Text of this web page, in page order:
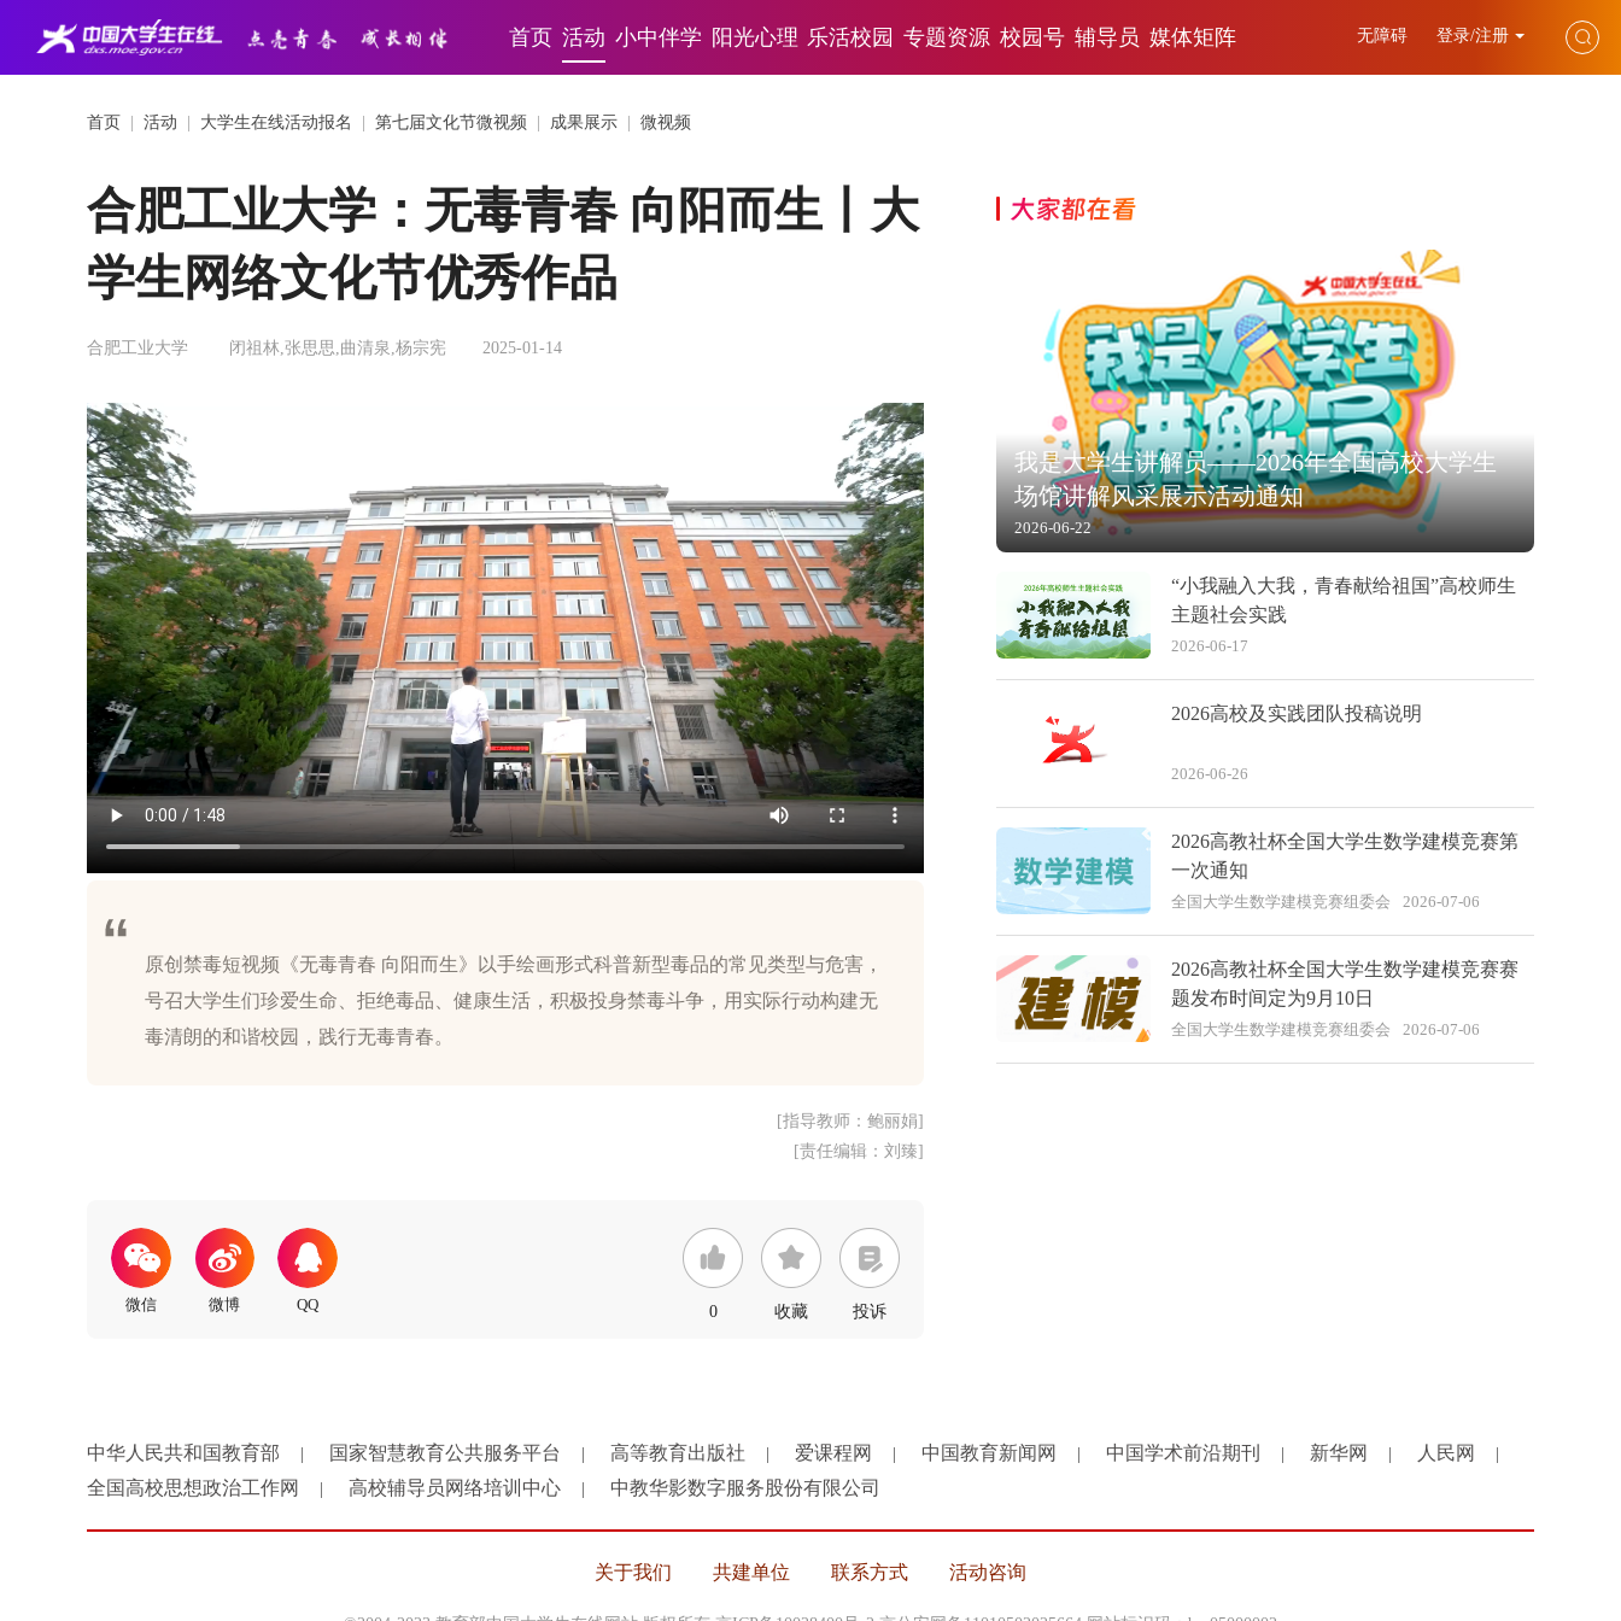
首页 活动 小中伴学 阳光心理 乐活校园 专题资源 校园号 辅导员 媒体矩阵 无障碍 登录/注册
首页 活动 大学生在线活动报名 第七届文化节微视频 成果展示 微视频
合肥工业大学：无毒青春 向阳而生丨大
学生网络文化节优秀作品
合肥工业大学 闭祖林,张思思,曲清泉,杨宗宪 2025-01-14
原创禁毒短视频《无毒青春 向阳而生》以手绘画形式科普新型毒品的常见类型与危害，
号召大学生们珍爱生命、拒绝毒品、健康生活，积极投身禁毒斗争，用实际行动构建无
[指导教师：鲍丽娟]
[责任编辑：刘臻]
0 收藏 投诉
大家都在看
我是大学生讲解员——2026年全国高校大学生
场馆讲解风采展示活动通知
2026-06-22
“小我融入大我，青春献给祖国”高校师生
主题社会实践
2026-06-17
2026高校及实践团队投稿说明
2026-06-26
2026高教社杯全国大学生数学建模竞赛第
一次通知
全国大学生数学建模竞赛组委会 2026-07-06
2026高教社杯全国大学生数学建模竞赛赛
题发布时间定为9月10日
全国大学生数学建模竞赛组委会 2026-07-06
中华人民共和国教育部 国家智慧教育公共服务平台 高等教育出版社 爱课程网 中国教育新闻网 中国学术前沿期刊 新华网 人民网
全国高校思想政治工作网 高校辅导员网络培训中心 中教华影数字服务股份有限公司
关于我们 共建单位 联系方式 活动咨询